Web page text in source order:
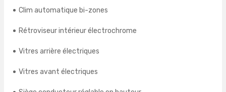
Clim automatique bi-zones
Rétroviseur intérieur électrochrome
Vitres arrière électriques
Vitres avant électriques